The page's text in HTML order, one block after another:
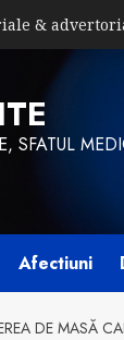
&
SFATUL
Afectiuni
DE MASĂ